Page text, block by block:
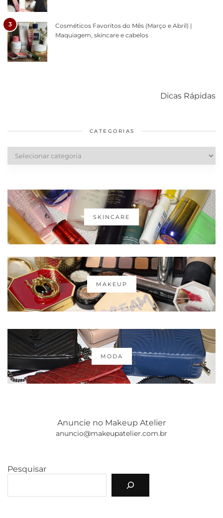
3
Cosméticos Favoritos do Mês (Março e Abril) |
Maquiagem, skincare e cabelos
Dicas Rápidas
diários
cabelos
CATEGORIAS
SKINCARE
MAKEUP
MODA
Anuncie no Makeup Atelier
anuncio@makeupatelier.com.br
Pesquisar